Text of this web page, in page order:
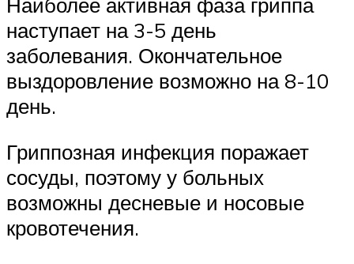
наступает на 3-5 день
заболевания. Окончательное
выздоровление возможно на 8-10
день.
Гриппозная инфекция поражает
сосуды, поэтому у больных
возможны десневые и носовые
кровотечения.